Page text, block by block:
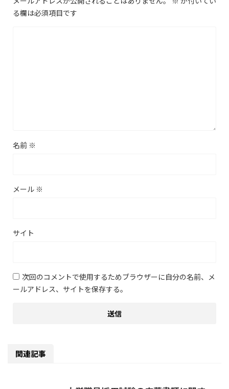
る欄は必須項目です
名前 ※
メール ※
サイト
次回のコメントで使用するためブラウザーに自分の名前、メ
ールアドレス、サイトを保存する。
関連記事